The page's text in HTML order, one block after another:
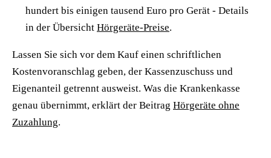
hundert bis einigen tausend Euro pro Gerät - Details
in der Übersicht Hörgeräte-Preise.
Lassen Sie sich vor dem Kauf einen schriftlichen
Kostenvoranschlag geben, der Kassenzuschuss und
Eigenanteil getrennt ausweist. Was die Krankenkasse
genau übernimmt, erklärt der Beitrag Hörgeräte ohne
Zuzahlung.